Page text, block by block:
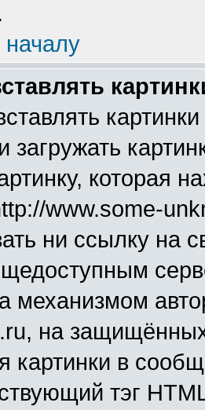
началу
загружать
которая
www.some-
ни ссылку на
механизмом
на
картинки в
тэг